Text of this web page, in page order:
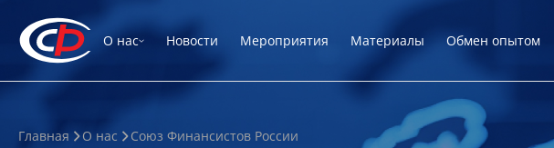
О нас Новости Мероприятия Материалы Обмен опытом
Главная О нас Союз Финансистов России